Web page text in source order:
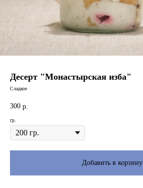
Десерт "Монастырская изба"
Сладкое
300 р.
гр.
Добавить в корзину